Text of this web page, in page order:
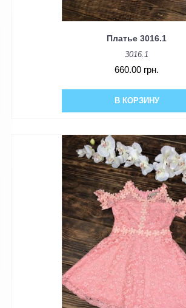
Платье 3016.1
3016.1
660.00 грн.
В КОРЗИНУ